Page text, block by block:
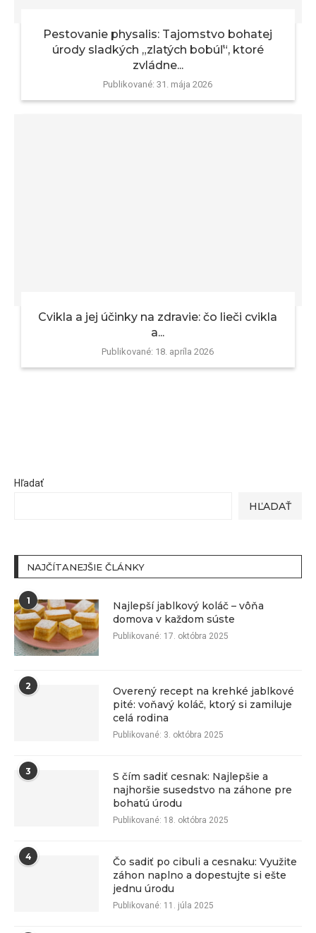
Pestovanie physalis: Tajomstvo bohatej
úrody sladkých „zlatých bobúľ“, ktoré
zvládne...
Publikované: 31. mája 2026
Cvikla a jej účinky na zdravie: čo lieči cvikla
a...
Publikované: 18. apríla 2026
Hľadať
HĽADAŤ
NAJČÍTANEJŠIE ČLÁNKY
1
Najlepší jablkový koláč – vôňa
domova v každom súste
Publikované: 17. októbra 2025
2
Overený recept na krehké jablkové
pité: voňavý koláč, ktorý si zamiluje
celá rodina
Publikované: 3. októbra 2025
3
S čím sadiť cesnak: Najlepšie a
najhoršie susedstvo na záhone pre
bohatú úrodu
Publikované: 18. októbra 2025
4
Čo sadiť po cibuli a cesnaku: Využite
záhon naplno a dopestujte si ešte
jednu úrodu
Publikované: 11. júla 2025